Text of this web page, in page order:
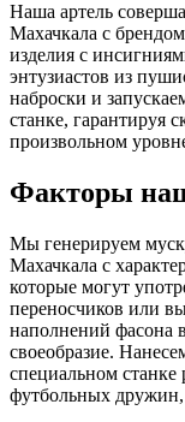
Наша артель
Махачкала с
изделия с
энтузиастов из
наброски и
станке, гарантируя
произвольном
Факторы
Мы генерируем
Махачкала с
которые могут
переносчиков или
наполнений
своеобразие.
специальном
футбольных